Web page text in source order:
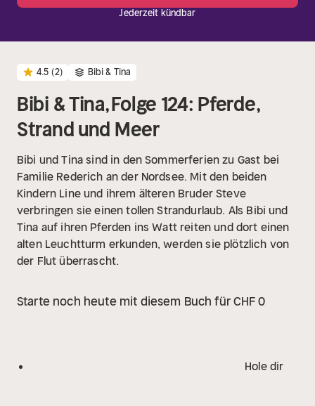
Jederzeit kündbar
4.5 (2) Bibi & Tina
Bibi & Tina, Folge 124: Pferde,
Strand und Meer
Bibi und Tina sind in den Sommerferien zu Gast bei
Familie Rederich an der Nordsee. Mit den beiden
Kindern Line und ihrem älteren Bruder Steve
verbringen sie einen tollen Strandurlaub. Als Bibi und
Tina auf ihren Pferden ins Watt reiten und dort einen
alten Leuchtturm erkunden, werden sie plötzlich von
der Flut überrascht.
Starte noch heute mit diesem Buch für CHF 0
Hole dir